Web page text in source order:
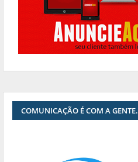
COMUNICAÇÃO É COM A GENTE.